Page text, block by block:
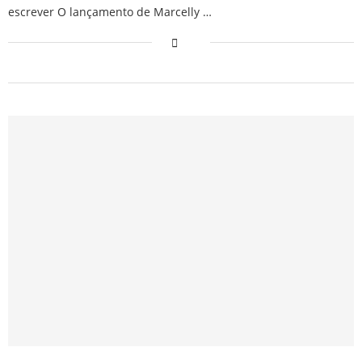
escrever O lançamento de Marcelly …